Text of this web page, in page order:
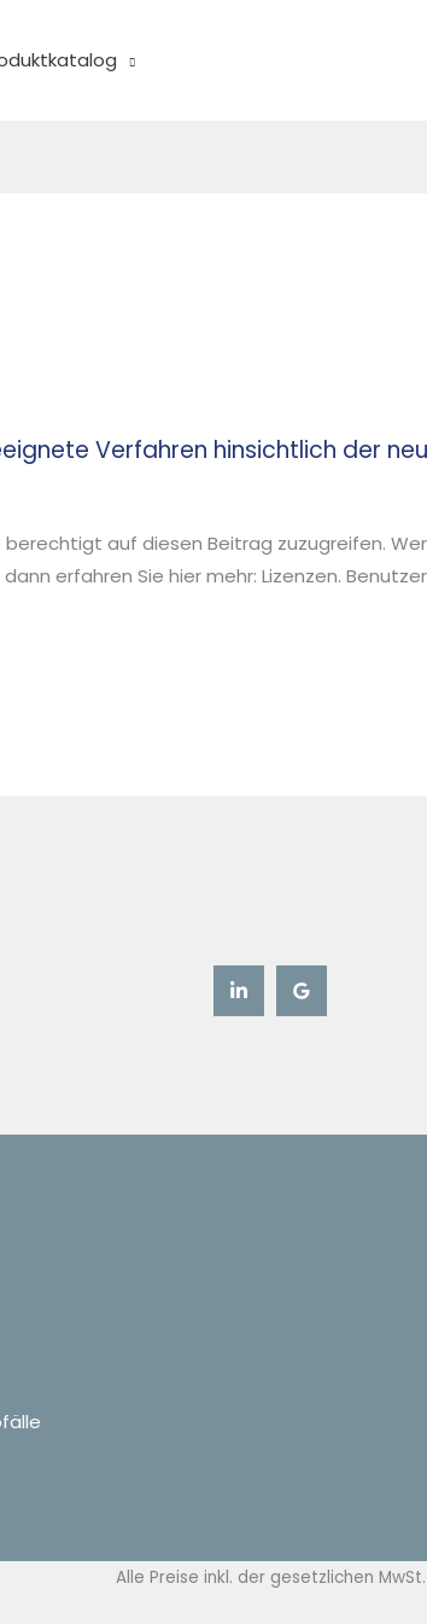
Verfahren hinsichtlich der
berechtigt auf diesen Beitrag zuzugreifen.
erfahren Sie hier mehr: Lizenzen.
Alle Preise inkl. der gesetzlichen MwSt.